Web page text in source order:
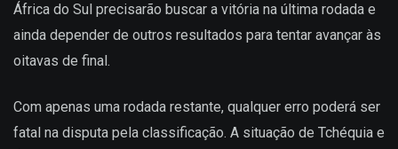
África do Sul precisarão buscar a vitória na última rodada e
ainda depender de outros resultados para tentar avançar às
oitavas de final.
Com apenas uma rodada restante, qualquer erro poderá ser
fatal na disputa pela classificação. A situação de Tchéquia e